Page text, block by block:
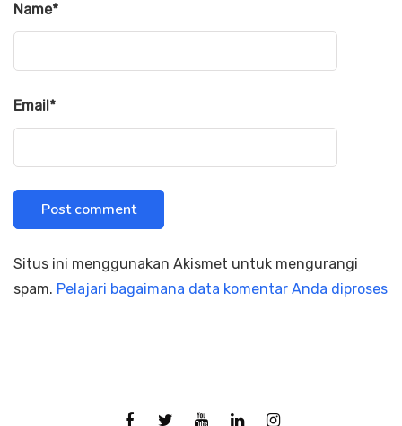
Name*
Email*
Situs ini menggunakan Akismet untuk mengurangi
spam. Pelajari bagaimana data komentar Anda diproses